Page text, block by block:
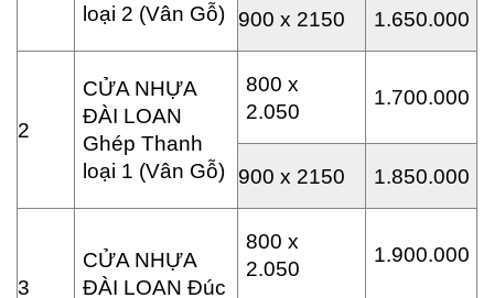
loại 2 (Vân Gỗ)
900 x 2150 1.650.000
2
CỬA NHỰA
ĐÀI LOAN
Ghép Thanh
loại 1 (Vân Gỗ)
800 x
2.050
1.700.000
900 x 2150 1.850.000
3
CỬA NHỰA
ĐÀI LOAN Đúc
800 x
2.050
1.900.000